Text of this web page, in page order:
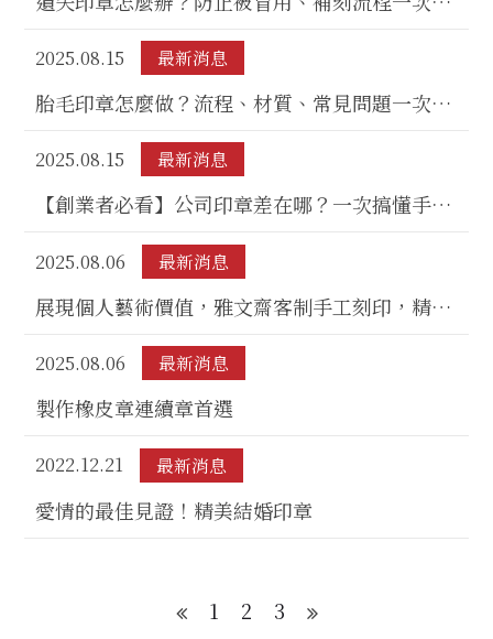
｜桃園手刻印章店
2025.08.15 最新消息
胎毛印章怎麼做？流程、材質、常見問題一次整
理｜台南手刻印章店
2025.08.15 最新消息
【創業者必看】公司印章差在哪？一次搞懂手工
印章類型｜台北印章店
2025.08.06 最新消息
展現個人藝術價值，雅文齋客制手工刻印，精雕
細琢獨特印章
2025.08.06 最新消息
製作橡皮章連續章首選
2022.12.21 最新消息
愛情的最佳見證！精美結婚印章
1 2 3